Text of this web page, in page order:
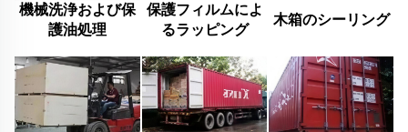
機械洗浄および保
護油処理
保護フィルムによ
るラッピング
木箱のシーリング